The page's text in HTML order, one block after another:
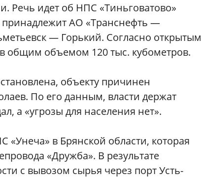
идет об НПС «Тиньговатово»
принадлежит АО «Транснефть —
— Горький. Согласно открытым
общим объемом 120 тыс. кубометров.
объекту причинен
По его данным, власти держат
а «угрозы для населения нет».
«Унеча» в Брянской области, которая
«Дружба». В результате
с вывозом сырья через порт Усть-